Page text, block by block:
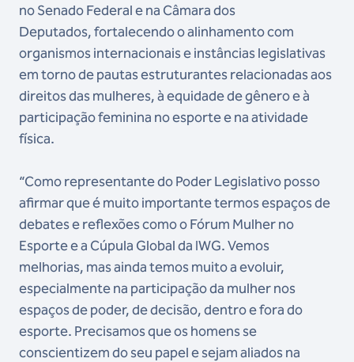
no Senado Federal e na Câmara dos
Deputados, fortalecendo o alinhamento com
organismos internacionais e instâncias legislativas
em torno de pautas estruturantes relacionadas aos
direitos das mulheres, à equidade de gênero e à
participação feminina no esporte e na atividade
física.
“Como representante do Poder Legislativo posso
afirmar que é muito importante termos espaços de
debates e reflexões como o Fórum Mulher no
Esporte e a Cúpula Global da IWG. Vemos
melhorias, mas ainda temos muito a evoluir,
especialmente na participação da mulher nos
espaços de poder, de decisão, dentro e fora do
esporte. Precisamos que os homens se
conscientizem do seu papel e sejam aliados na